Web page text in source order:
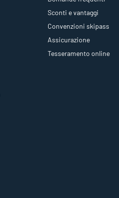
Sconti e vantaggi
Convenzioni skipass
Assicurazione
Tesseramento online